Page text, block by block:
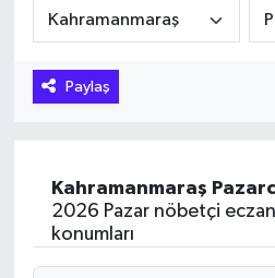
Paylaş
Kahramanmaraş
2026 Pazar nöbetçi
konumları
Hakkari Haber
İLGİNÇ HABERLER
KÜLTÜR SANAT